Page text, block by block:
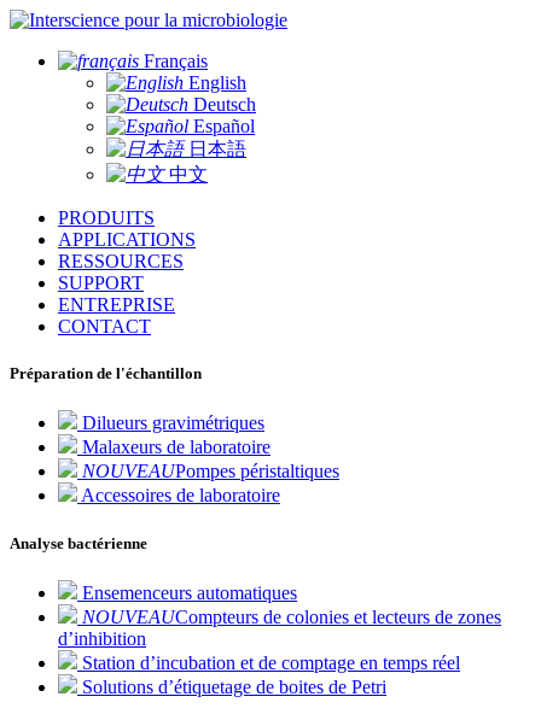
pour la microbiologie
Français
English
Deutsch
Español
日本語
中文
PRODUITS
APPLICATIONS
RESSOURCES
SUPPORT
ENTREPRISE
CONTACT
Préparation de l'échantillon
Dilueurs gravimétriques
Malaxeurs de laboratoire
NOUVEAUPompes péristaltiques
Accessoires de laboratoire
Analyse bactérienne
Ensemenceurs automatiques
NOUVEAUCompteurs de colonies et lecteurs de zones
d’inhibition
Station d’incubation et de comptage en temps réel
Solutions d’étiquetage de boites de Petri